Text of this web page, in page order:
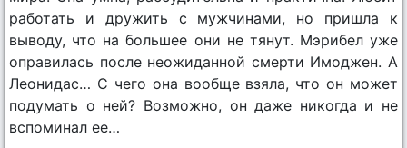
работать и дружить с мужчинами, но пришла к
выводу, что на большее они не тянут. Мэрибел уже
оправилась после неожиданной смерти Имоджен. А
Леонидас… С чего она вообще взяла, что он может
подумать о ней? Возможно, он даже никогда и не
вспоминал ее…